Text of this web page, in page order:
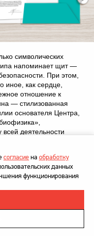
символических
напоминает щит —
При этом,
иное, как сердце,
отношение к
— стилизованная
основателя Центра,
деятельности
данных
согласиена обработку
данных
функционирования